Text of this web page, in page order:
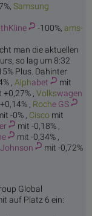
Samsung
ithKline -100%, ams-
man die aktuellen
so lag um 8:32
Plus. Dahinter
, Alphabet
mit
+0,27% , Volkswagen
, Roche GS
-0% , Cisco mit
mit -0,18% ,
mit -0,34% ,
mit -0,72%
Global
auf Platz 6 ein: